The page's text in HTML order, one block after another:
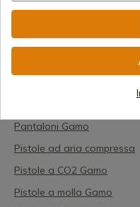
Carabine Pcp gamo
Pantaloni Gamo
Pistole ad aria compressa
Pistole a CO2 Gamo
Pistole a molla Gamo